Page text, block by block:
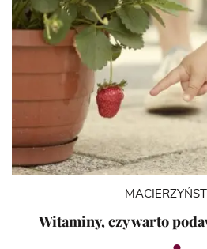
Witaminy, czy warto